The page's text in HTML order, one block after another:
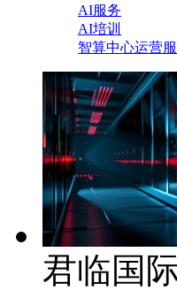
AI服务
AI培训
智算中心运营
君临国